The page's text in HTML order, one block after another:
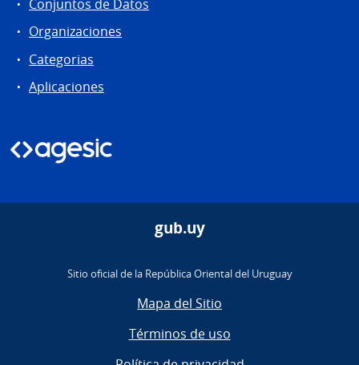
Conjuntos de Datos
Organizaciones
Categorias
Aplicaciones
gub.uy
Sitio oficial de la República Oriental del Uruguay
Mapa del Sitio
Términos de uso